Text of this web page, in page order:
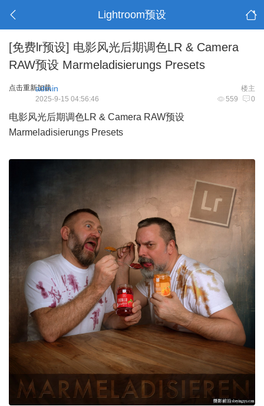
Lightroom预设
[免费lr预设] 电影风光后期调色LR & Camera
RAW预设 Marmeladisierungs Presets
点击重新加载 楼主
admin
559 0
2025-9-15 04:56:46
电影风光后期调色LR & Camera RAW预设
Marmeladisierungs Presets